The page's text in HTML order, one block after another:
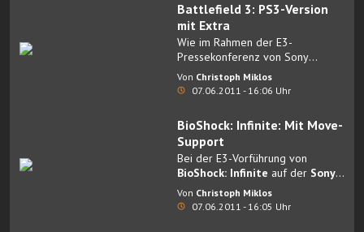
Battlefield 3: PS3-Version
mit Extra
Wie im Rahmen der E3-
Pressekonferenz von Sony
bestätigt wurde, wird
3auf derPlayStation 3
Von Christoph Miklos
07.06.2011 - 16:06 Uhr
BioShock: Infinite: Mit Move-
Support
Bei der E3-Vorführung von
BioShock: Infinite auf der Sony-
Pressekonferenz
offiziell bestätigt, dass der
Von Christoph Miklos
07.06.2011 - 16:05 Uhr